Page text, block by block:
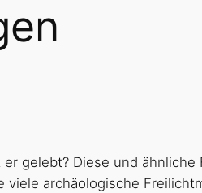
gelebt? Diese und
viele archäologische